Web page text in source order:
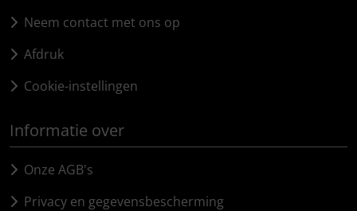
Neem contact met ons op
Afdruk
Cookie-instellingen
Informatie over
Onze AGB's
Privacy en gegevensbescherming
Rotor
SARTO
Schwalbe
SEKA
Shimano